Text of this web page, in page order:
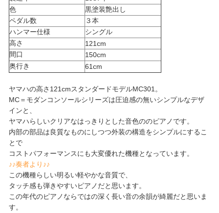
色
黒塗装艶出し
ペダル数
３本
ハンマー仕様
シングル
高さ
121cm
間口
150cm
奥行き
61cm
ヤマハの高さ121cmスタンダードモデルMC301。
MC＝モダンコンソールシリーズは圧迫感の無いシンプルなデザ
インと、
ヤマハらしいクリアなはっきりとした音色ののピアノです。
内部の部品は良質なものにしつつ外装の構造をシンプルにするこ
とで
コストパフォーマンスにも大変優れた機種となっています。
♪♪奏者より♪♪
この機種らしい明るい軽やかな音質で、
タッチ感も弾きやすいピアノだと思います。
この年代のピアノならではの深く長い音の余韻が綺麗だと思いま
す。